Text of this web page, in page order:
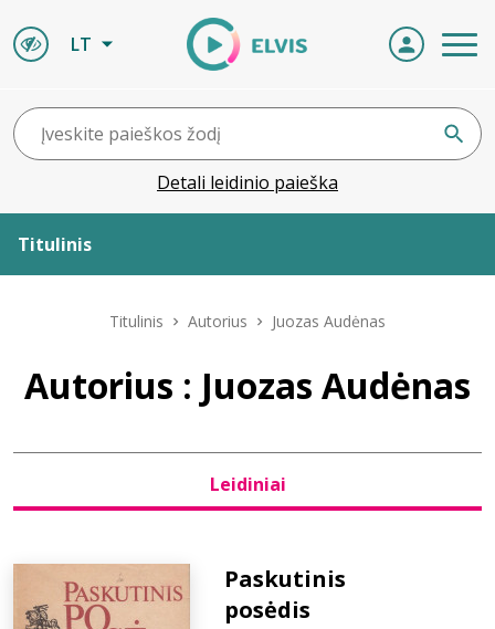
LT
Detali leidinio paieška
Titulinis
Leidiniai
D.U.K.
Titulinis Autorius Juozas Audėnas
Autorius : Juozas Audėnas
Leidiniai
Paskutinis
posėdis